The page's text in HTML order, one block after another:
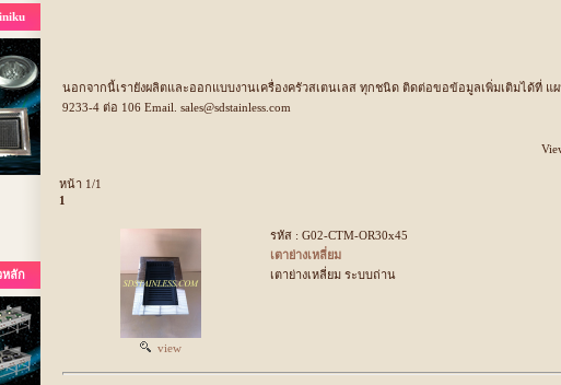
หลัก
นอกจากนี้เรายังผลิตและออกแบบงานเครื่องครัวสเตนเลส ทุกชนิด ติดต่อขอข้อมูลเพิ่มเติมได้ที่ แ
9233-4 ต่อ 106 Email. sales@sdstainless.com
หน้า 1/1
1
view
รหัส : G02-CTM-OR30x45
เตาย่างเหลี่ยม
เตาย่างเหลี่ยม ระบบถ่าน